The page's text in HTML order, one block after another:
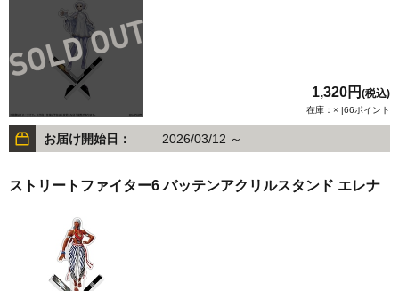
1,320円 (税込)
在庫：× |66ポイント
お届け開始日： 2026/03/12 ～
ストリートファイター6 バッテンアクリルスタンド エレナ